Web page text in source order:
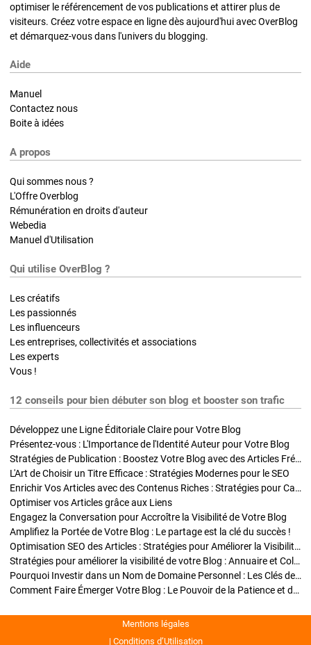
optimiser le référencement de vos publications et attirer plus de
visiteurs. Créez votre espace en ligne dès aujourd'hui avec OverBlog
et démarquez-vous dans l'univers du blogging.
Aide
Manuel
Contactez nous
Boite à idées
A propos
Qui sommes nous ?
L'Offre Overblog
Rémunération en droits d'auteur
Webedia
Manuel d'Utilisation
Qui utilise OverBlog ?
Les créatifs
Les passionnés
Les influenceurs
Les entreprises, collectivités et associations
Les experts
Vous !
12 conseils pour bien débuter son blog et booster son trafic
Développez une Ligne Éditoriale Claire pour Votre Blog
Présentez-vous : L'Importance de l'Identité Auteur pour Votre Blog
Stratégies de Publication : Boostez Votre Blog avec des Articles Fréquents et Exclusifs
L'Art de Choisir un Titre Efficace : Stratégies Modernes pour le SEO
Enrichir Vos Articles avec des Contenus Riches : Stratégies pour Captiver et Optimiser
Optimiser vos Articles grâce aux Liens
Engagez la Conversation pour Accroître la Visibilité de Votre Blog
Amplifiez la Portée de Votre Blog : Le partage est la clé du succès !
Optimisation SEO des Articles : Stratégies pour Améliorer la Visibilité de Votre Blog
Stratégies pour améliorer la visibilité de votre Blog : Annuaire et Collaborations
Pourquoi Investir dans un Nom de Domaine Personnel : Les Clés de la Réussite de Votre Blog
Comment Faire Émerger Votre Blog : Le Pouvoir de la Patience et de la Persévérance
Mentions légales
Conditions d’Utilisation